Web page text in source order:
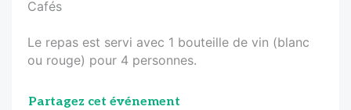
Cafés
Le repas est servi avec 1 bouteille de vin (blanc
ou rouge) pour 4 personnes.
Partagez cet événement